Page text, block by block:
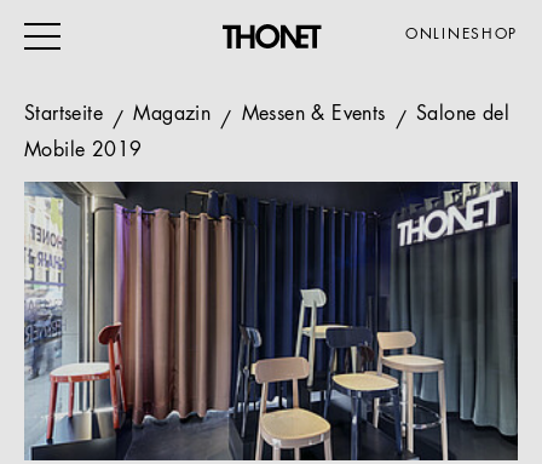
ONLINESHOP
ARBEITEN
WOHNEN
VERANSTALTUNG
GASTRO & HOTEL
ALLE PRODUKTE
Startseite Magazin Messen & Events
Salone del
Mobile 2019